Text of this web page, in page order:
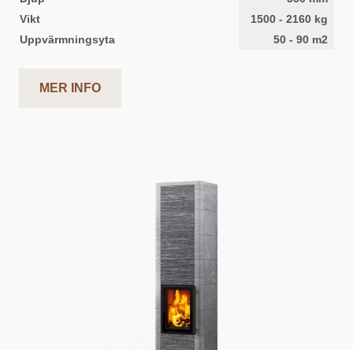
Vikt
1500 - 2160 kg
Uppvärmningsyta
50 - 90 m2
MER INFO